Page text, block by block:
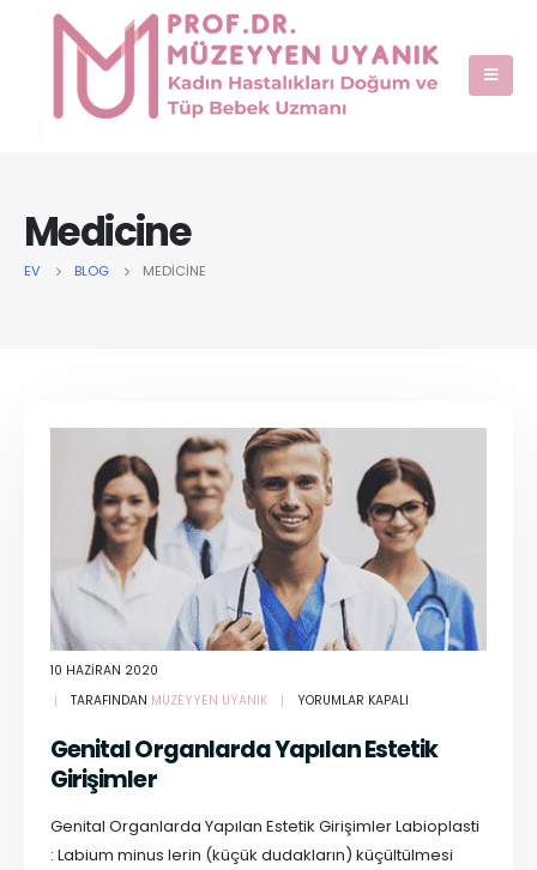
Medicine
EV BLOG MEDICINE
10 HAZIRAN 2020
TARAFINDAN MÜZEYYEN UYANIK YORUMLAR KAPALI
Genital Organlarda Yapılan Estetik
Girişimler
Genital Organlarda Yapılan Estetik Girişimler Labioplasti
: Labium minus lerin (küçük dudakların) küçültülmesi